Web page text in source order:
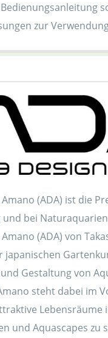
Bedienungsanleitung
zur
(ADA) ist die
und bei
(ADA) von
japanischen
Gestaltung von
steht dabei im
Lebensräume
und Aquascapes zu